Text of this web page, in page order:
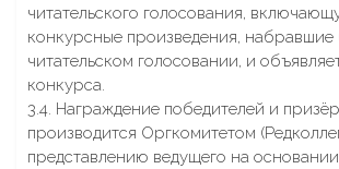
читательского голосования,
конкурсные произведения, набравшие
читательском голосовании, и
конкурса.
3.4. Награждение победителей и
производится Оргкомитетом
представлению ведущего на основании